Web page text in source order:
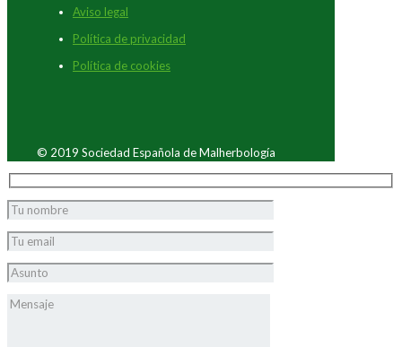
Aviso legal
Política de privacidad
Política de cookies
© 2019 Sociedad Española de Malherbología